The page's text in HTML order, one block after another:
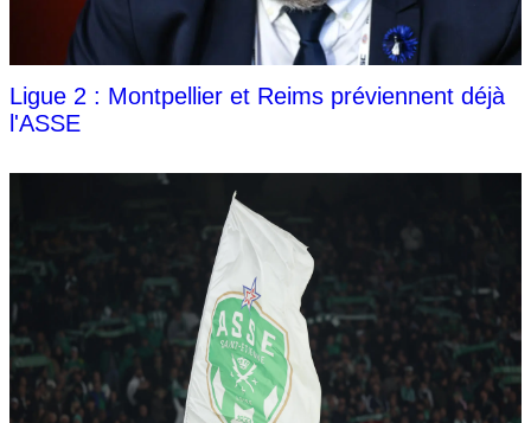
Ligue 2 : Montpellier et Reims préviennent déjà
l'ASSE